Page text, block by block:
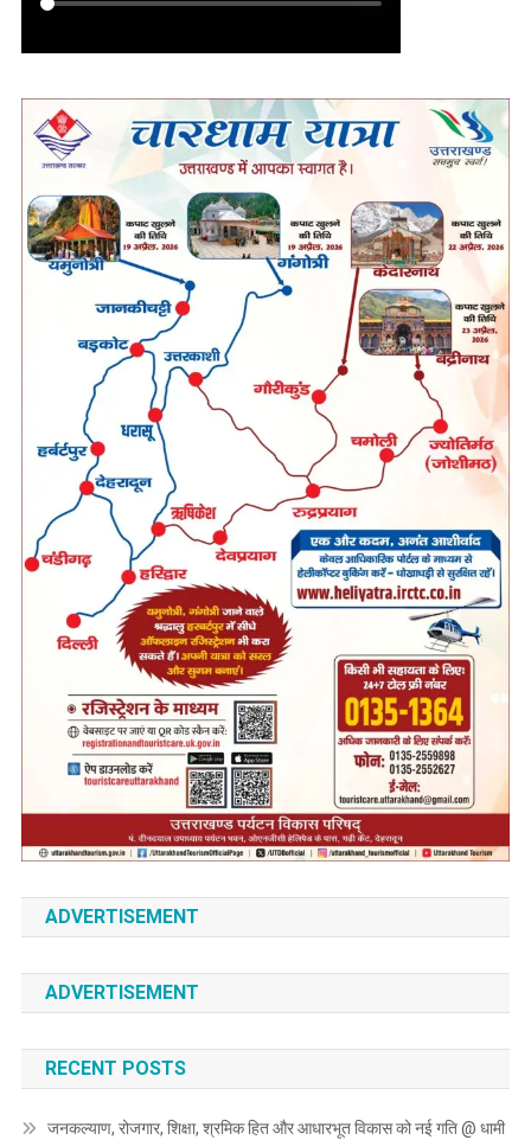
ADVERTISEMENT
ADVERTISEMENT
RECENT POSTS
जनकल्याण, रोजगार, शिक्षा, श्रमिक हित और आधारभूत विकास को नई गति @ धामी